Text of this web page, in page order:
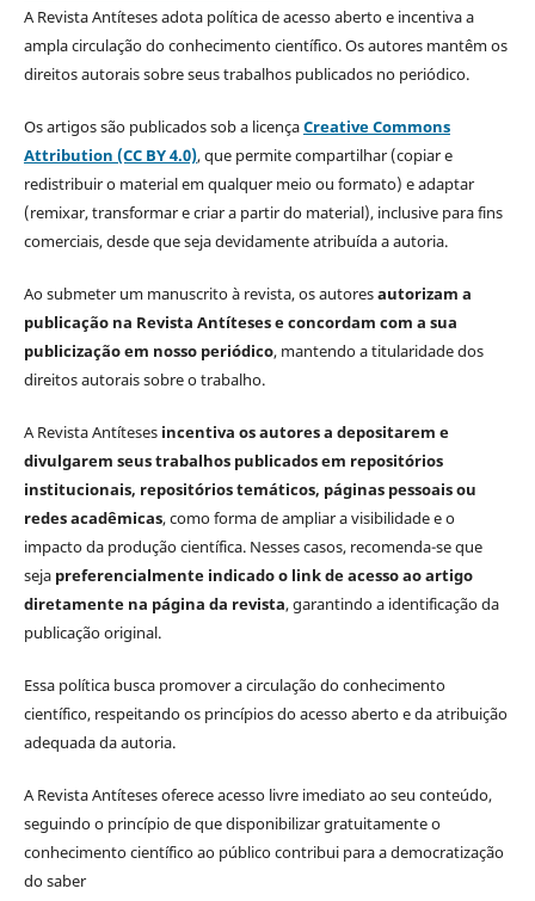
A Revista Antíteses adota política de acesso aberto e incentiva a
ampla circulação do conhecimento científico. Os autores mantêm os
direitos autorais sobre seus trabalhos publicados no periódico.
Os artigos são publicados sob a licençaCreative Commons
Attribution (CC BY 4.0), que permite compartilhar (copiar e
redistribuir o material em qualquer meio ou formato) e adaptar
(remixar, transformar e criar a partir do material), inclusive para fins
comerciais, desde que seja devidamente atribuída a autoria.
Ao submeter um manuscrito à revista, os autores autorizam a
publicação na Revista Antíteses e concordam com a sua
publicização em nosso periódico, mantendo a titularidade dos
direitos autorais sobre o trabalho.
A Revista Antíteses incentiva os autores a depositarem e
divulgarem seus trabalhos publicados em repositórios
institucionais, repositórios temáticos, páginas pessoais ou
redes acadêmicas, como forma de ampliar a visibilidade e o
impacto da produção científica. Nesses casos, recomenda-se que
seja preferencialmente indicado o link de acesso ao artigo
diretamente na página da revista , garantindo a identificação da
publicação original.
Essa política busca promover a circulação do conhecimento
científico, respeitando os princípios do acesso aberto e da atribuição
adequada da autoria.
A Revista Antíteses oferece acesso livre imediato ao seu conteúdo,
seguindo o princípio de que disponibilizar gratuitamente o
conhecimento científico ao público contribui para a democratização
do saber